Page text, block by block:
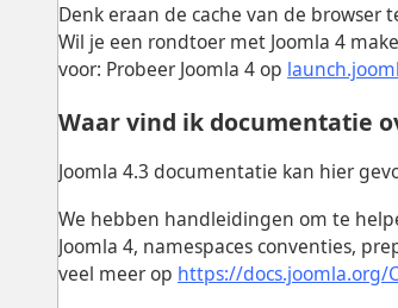
Denk eraan de cache van de browser
Wil je een rondtoer met Joomla 4
voor: Probeer Joomla 4 op
Waar vind ik documentatie
Joomla 4.3 documentatie kan hier
We hebben handleidingen om te
Joomla 4, namespaces conventies,
veel meer op https://docs.joomla.org/